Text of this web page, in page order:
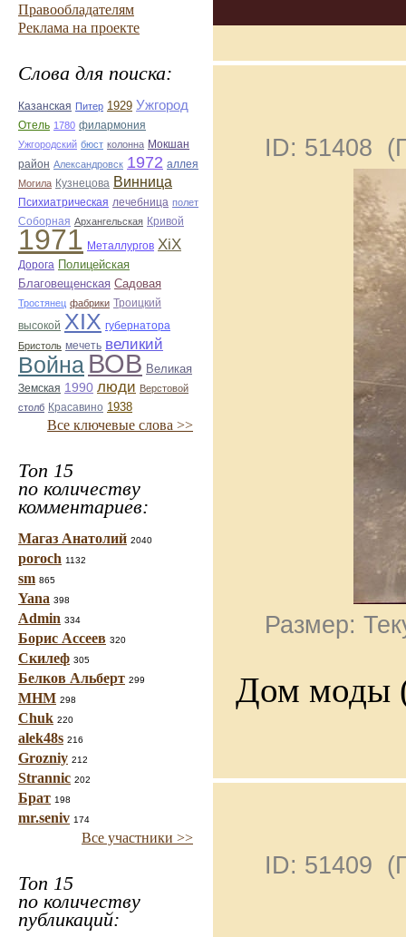
Правообладателям
Реклама на проекте
Слова для поиска:
Казанская Питер 1929 Ужгород
Отель 1780 филармония
Ужгородский бюст колонна Мокшан
район Александровск 1972 аллея
Могила Кузнецова Винница
Психиатрическая лечебница полет
Соборная Архангельская Кривой
1971 Металлургов ХiХ
Дорога Полицейская
Благовещенская Садовая
Тростянец фабрики Троицкий
высокой ХІХ губернатора
Бристоль мечеть великий
Война ВОВ Великая
Земская 1990 люди Верстовой
столб Красавино 1938
Все ключевые слова >>
Топ 15
по количеству
комментариев:
Магаз Анатолий 2040
poroch 1132
sm 865
Yana 398
Admin 334
Борис Ассеев 320
Скилеф 305
Белков Альберт 299
МНМ 298
Chuk 220
alek48s 216
Grozniy 212
Strannic 202
Брат 198
mr.seniv 174
Все участники >>
Топ 15
по количеству
публикаций:
ID: 51408
Размер:
Дом моды
ID: 51409